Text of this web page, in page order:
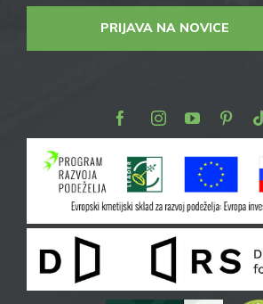
PRIJAVA NA NOVICE
FacebookInstagram
Youtube